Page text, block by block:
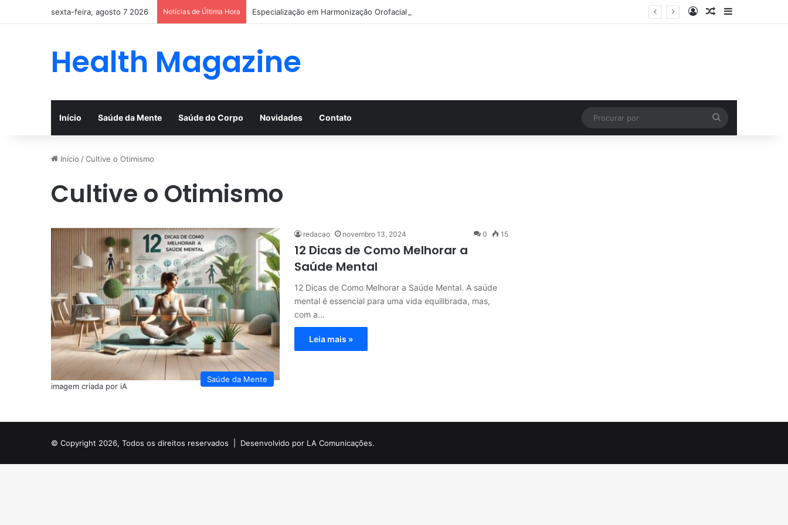
sexta-feira, agosto 7 2026 Notícias de Última Hora Especialização em Harmonização Orofacial com base científica EntrarArtigo aleatório
Barra Lateral
Health Magazine
Início Saúde da Mente Saúde do Corpo Novidades Contato
por
Início /Cultive o Otimismo
Cultive o Otimismo
Saúde da Mente
imagem criada por iA
redacao novembro 13, 2024 0 15
12 Dicas de Como Melhorar a
Saúde Mental
12 Dicas de Como Melhorar a Saúde Mental. A saúde
mental é essencial para uma vida equilibrada, mas,
com a…
Leia mais »
© Copyright 2026, Todos os direitos reservados | Desenvolvido por LA Comunicações.